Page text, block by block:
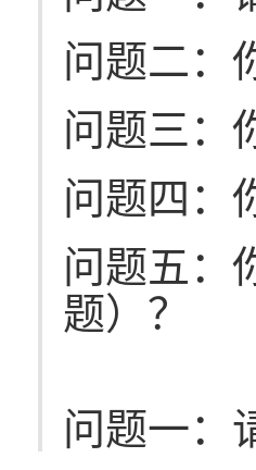
问题二：
问题三：
问题四：
问题五：
题）？
问题一：